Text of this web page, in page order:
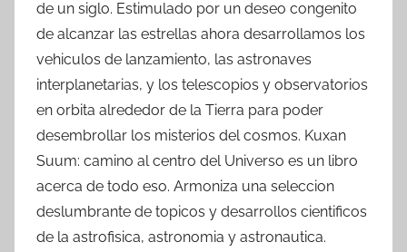
de un siglo. Estimulado por un deseo congenito
de alcanzar las estrellas ahora desarrollamos los
vehiculos de lanzamiento, las astronaves
interplanetarias, y los telescopios y observatorios
en orbita alrededor de la Tierra para poder
desembrollar los misterios del cosmos. Kuxan
Suum: camino al centro del Universo es un libro
acerca de todo eso. Armoniza una seleccion
deslumbrante de topicos y desarrollos cientificos
de la astrofisica, astronomia y astronautica.